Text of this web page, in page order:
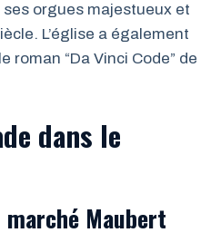
orgues majestueux et
L’église a également
roman “Da Vinci Code” de
dans le
Maubert